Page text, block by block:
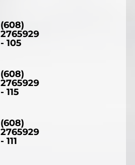
(608)
2765929
- 105
(608)
2765929
- 115
(608)
2765929
- 111